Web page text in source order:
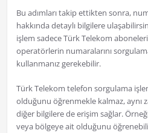
Bu adımları takip ettikten sonra,
hakkında detaylı bilgilere
işlem sadece Türk Telekom
operatörlerin numaralarını
kullanmanız gerekebilir.
Türk Telekom telefon sorgulama
olduğunu öğrenmekle kalmaz, aynı
diğer bilgilere de erişim sağlar.
veya bölgeye ait olduğunu